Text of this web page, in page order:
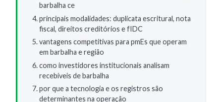
barbalha ce
principais modalidades: duplicata escritural, nota
fiscal, direitos creditórios e fIDC
vantagens competitivas para pmEs que operam
em barbalha e região
como investidores institucionais analisam
recebíveis de barbalha
por que a tecnologia e os registros são
determinantes na operação